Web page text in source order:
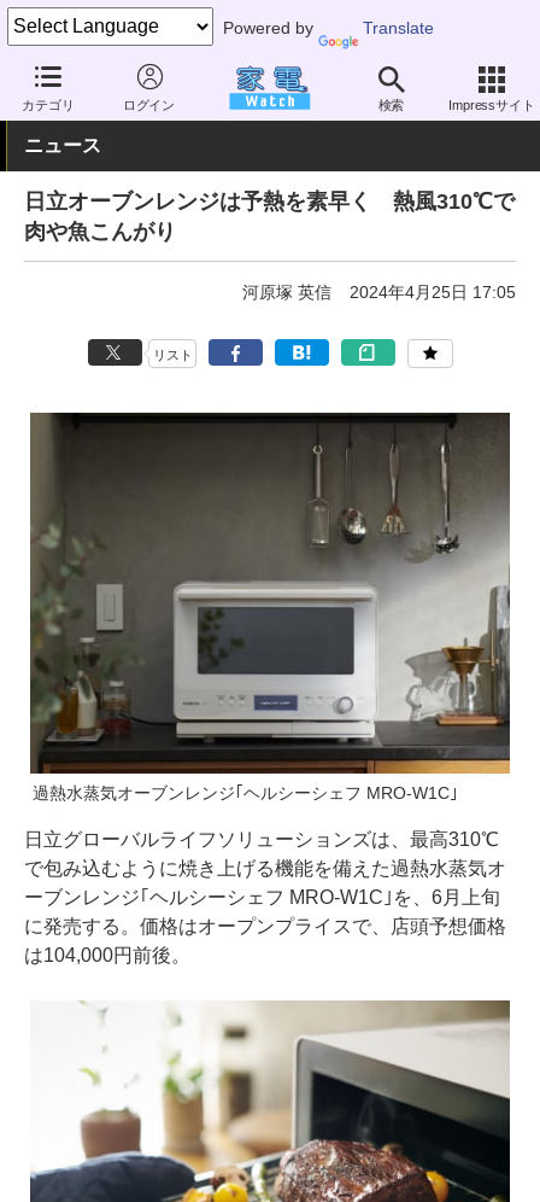
Powered by Translate
カテゴリ ログイン 検索 Impressサイト
家電 Watch 生活家電 オーブン・電子レンジ オーブンレンジ
ニュース
日立オーブンレンジは予熱を素早く 熱風310℃で
肉や魚こんがり
河原塚 英信 2024年4月25日 17:05
リスト
過熱水蒸気オーブンレンジ｢ヘルシーシェフ MRO-W1C｣
日立グローバルライフソリューションズは、最高310℃
で包み込むように焼き上げる機能を備えた過熱水蒸気オ
ーブンレンジ｢ヘルシーシェフ MRO-W1C｣を、6月上旬
に発売する。価格はオープンプライスで、店頭予想価格
は104,000円前後。